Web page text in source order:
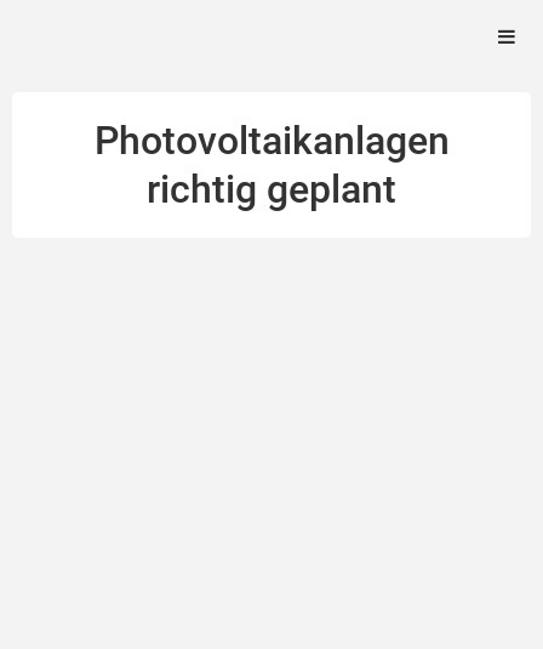
Photovoltaikanlagen
richtig geplant